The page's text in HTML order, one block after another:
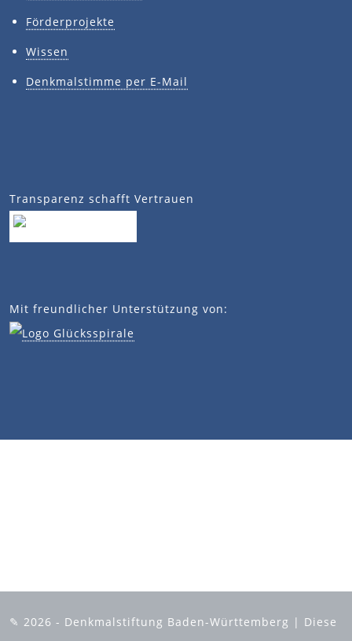
Förderprojekte
Wissen
Denkmalstimme per E-Mail
Transparenz schafft Vertrauen
Mit freundlicher Unterstützung von:
✎ 2026 - Denkmalstiftung Baden-Württemberg | Diese